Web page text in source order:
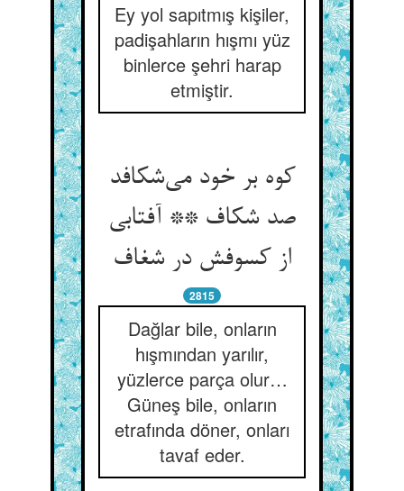
Ey yol sapıtmış kişiler,
padişahların hışmı yüz
binlerce şehri harap
etmiştir.
کوه بر خود می‌شکافد
صد شکاف ** آفتابی
از کسوفش در شغاف
2815
Dağlar bile, onların
hışmından yarılır,
yüzlerce parça olur…
Güneş bile, onların
etrafında döner, onları
tavaf eder.